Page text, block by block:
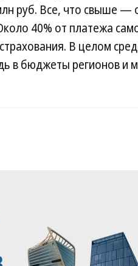
руб. Все, что свыше —
40% от платежа
В целом
в бюджеты регионов и